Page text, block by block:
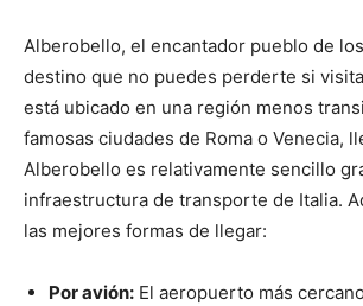
Alberobello, el encantador pueblo de
destino que no puedes perderte si
está ubicado en una región menos
famosas ciudades de Roma o Venecia,
Alberobello es relativamente sencillo
infraestructura de transporte de Italia.
las mejores formas de llegar:
Por avión: El aeropuerto más